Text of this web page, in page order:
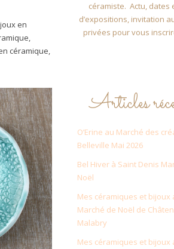
en
céramique,
céramiste. Actu, dates
d’expositions, invitation
privées pour vous
Articles
O’Erine au Marché des
Belleville Mai 2026
Bel Hiver à Saint Denis
Noël
Mes céramiques et bijoux
Marché de Noël de
Malabry
Mes céramiques et bijoux